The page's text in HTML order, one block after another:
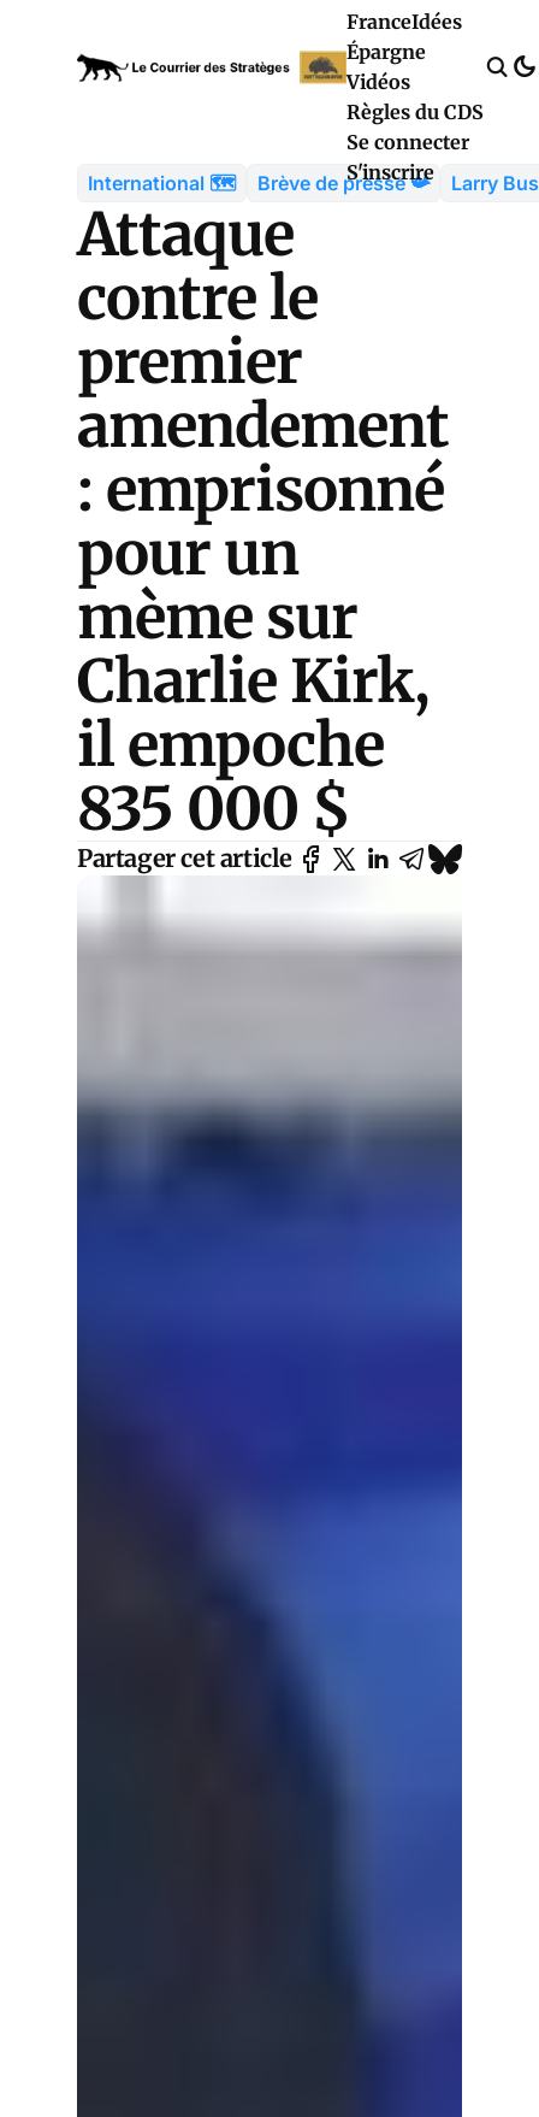
FranceIdées
Épargne
Vidéos
Règles du CDS
Se connecter
S'inscrire
International 🗺️ Brève de presse 📯 Larry
Attaque
contre le
premier
amendement
: emprisonné
pour un
mème sur
Charlie Kirk,
il empoche
835 000 $
Partager cet article